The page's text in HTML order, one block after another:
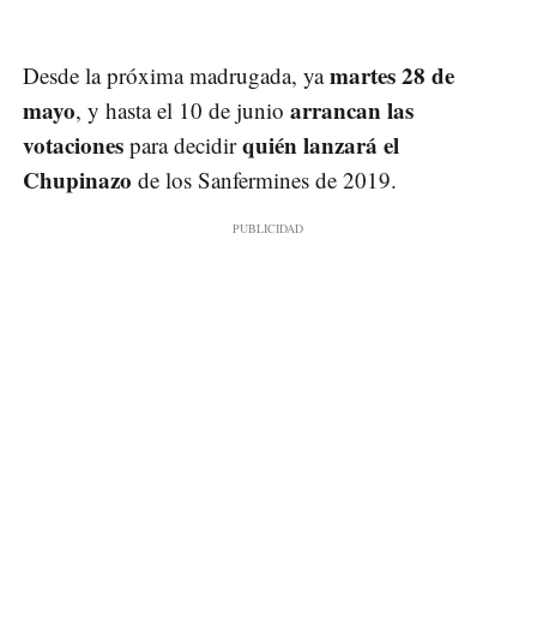
Desde la próxima madrugada, yamartes 28 de
mayo, y hasta el 10 de junio arrancan las
votaciones para decidirquién lanzará el
Chupinazo de los Sanfermines de 2019.